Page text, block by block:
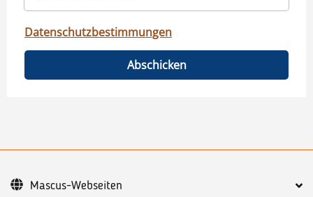
Datenschutzbestimmungen
Abschicken
Mascus-Webseiten